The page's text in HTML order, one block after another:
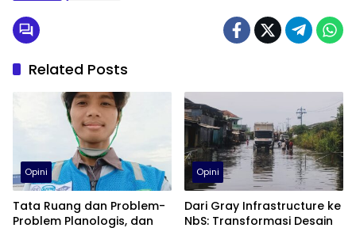
Related Posts
Opini
Tata Ruang dan Problem-
Problem Planologis, dan
Opini
Dari Gray Infrastructure ke
NbS: Transformasi Desain